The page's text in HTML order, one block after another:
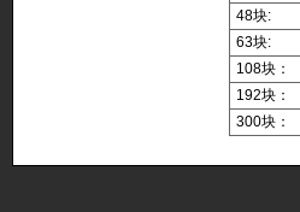
48块:
63块:
108块：
192块：
300块：